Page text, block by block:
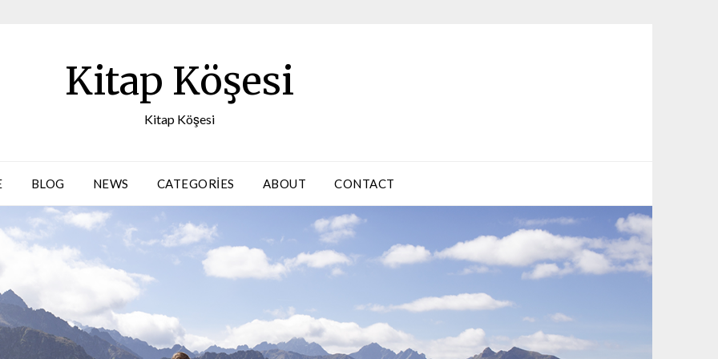
Kitap Köşesi
Kitap Köşesi
BLOG NEWS CATEGORIES ABOUT CONTACT